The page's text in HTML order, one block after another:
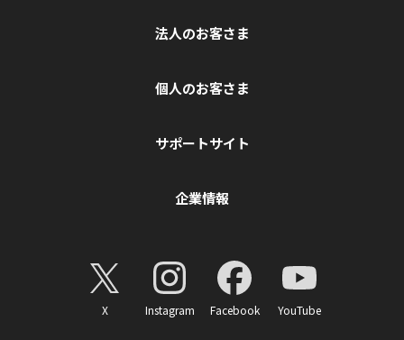
法人のお客さま
個人のお客さま
サポートサイト
企業情報
X Instagram Facebook YouTube